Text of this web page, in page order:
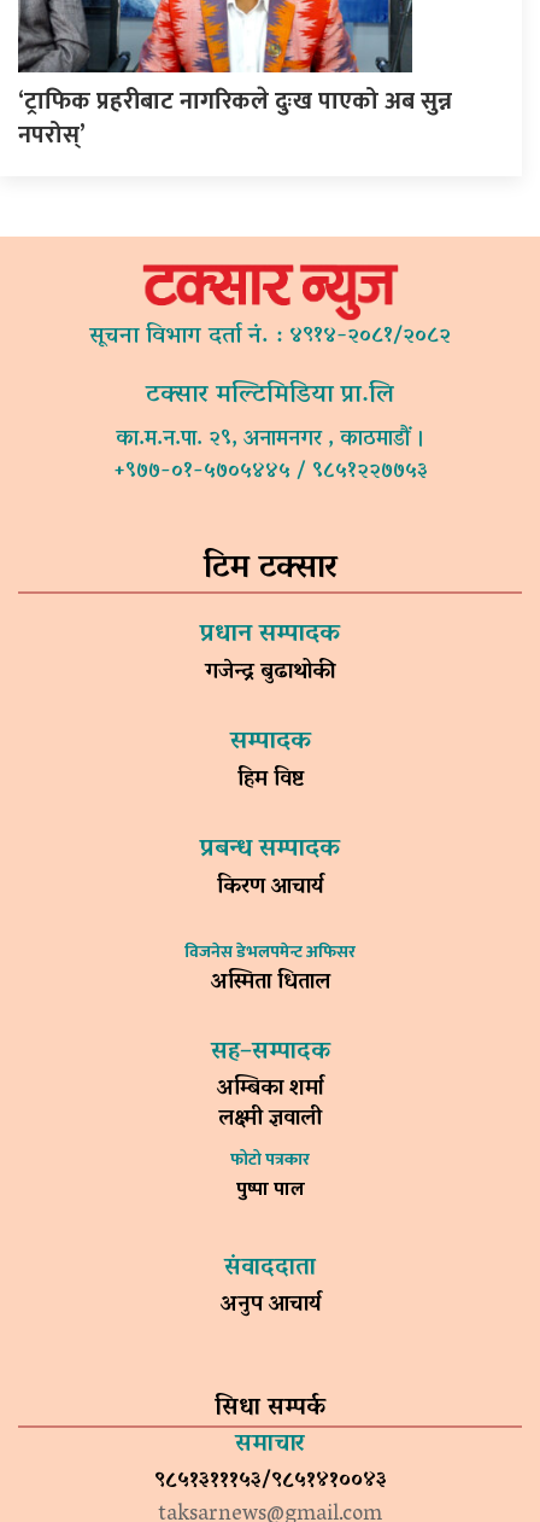
‘ट्राफिक प्रहरीबाट नागरिकले दुःख पाएको अब सुन्न
नपरोस्’
सूचना विभाग दर्ता नं. : ४९१४-२०८१/२०८२
टक्सार मल्टिमिडिया प्रा.लि
का.म.न.पा. २९, अनामनगर , काठमाडौं ।
+९७७-०१-५७०५४४५ / ९८५१२२७७५३
टिम टक्सार
प्रधान सम्पादक
गजेन्द्र बुढाथोकी
सम्पादक
हिम विष्ट
प्रबन्ध सम्पादक
किरण आचार्य
विजनेस डेभलपमेन्ट अफिसर
अस्मिता धिताल
सह–सम्पादक
अम्बिका शर्मा
लक्ष्मी ज्ञवाली
फोटो पत्रकार
पुष्पा पाल
संवाददाता
अनुप आचार्य
सिधा सम्पर्क
समाचार
९८५१३१११५३/९८५१४१००४३